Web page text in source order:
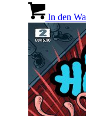
In den